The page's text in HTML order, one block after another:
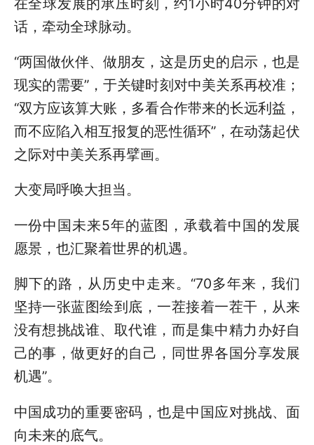
话，牵动全球脉动。
“两国做伙伴、做朋友，这是历史的启示，也是
现实的需要”，于关键时刻对中美关系再校准；
“双方应该算大账，多看合作带来的长远利益，
而不应陷入相互报复的恶性循环”，在动荡起伏
之际对中美关系再擘画。
大变局呼唤大担当。
一份中国未来5年的蓝图，承载着中国的发展
愿景，也汇聚着世界的机遇。
脚下的路，从历史中走来。“70多年来，我们
坚持一张蓝图绘到底，一茬接着一茬干，从来
没有想挑战谁、取代谁，而是集中精力办好自
己的事，做更好的自己，同世界各国分享发展
机遇”。
中国成功的重要密码，也是中国应对挑战、面
向未来的底气。